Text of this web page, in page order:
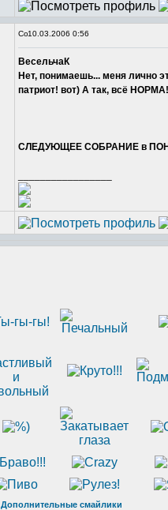
10.03.2006 0:56
ВесельчаК
Нет, понимаешь... меня лично
патриот! вот) А так, всё НОРМА!
СЛЕДУЮЩЕЕ СОБРАНИЕ в
Дополнительные смайлики